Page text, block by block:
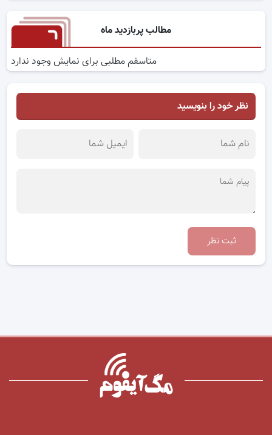
مطالب پربازدید ماه
متاسفم مطلبی برای نمایش وجود ندارد
نظر خود را بنویسید
ثبت نظر